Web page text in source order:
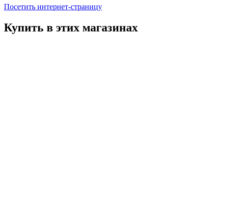
Посетить интернет-страницу
Купить в этих магазинах